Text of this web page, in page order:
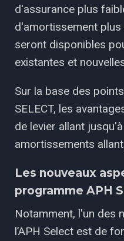
d'assurance plus
d'amortissement
seront disponibles
existantes et
Sur la base des
SELECT, les
de levier allant
amortissements
Les nouveaux
programme APH
Notamment, l'un des
l’APH Select est de